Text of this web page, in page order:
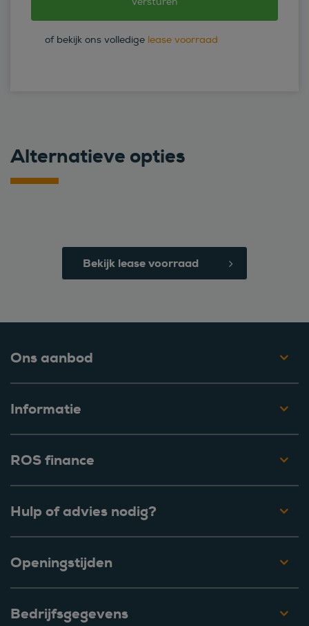
of bekijk ons volledige lease voorraad
Alternatieve opties
Bekijk lease voorraad
Ons aanbod
Informatie
ROS finance
Hulp of advies nodig?
Openingstijden
Bedrijfsgegevens